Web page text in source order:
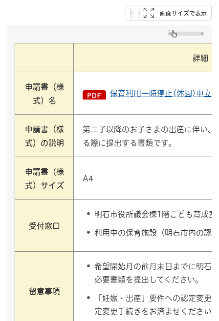
画面サイズで表示
詳細
申請書（様
式）名
保育利用一時停止(休園)申立
申請書（様
式）の説明
第二子以降のお子さまの出産に伴い
る際に提出する書類です。
申請書（様
式）サイズ
A4
受付窓口
明石市役所議会棟1階こども育成
利用中の保育施設（明石市内の認
留意事項
希望開始月の前月末日までに明石
必要書類を提出してください。
「妊娠・出産」要件への認定変更
定変更手続きをお済ませください。